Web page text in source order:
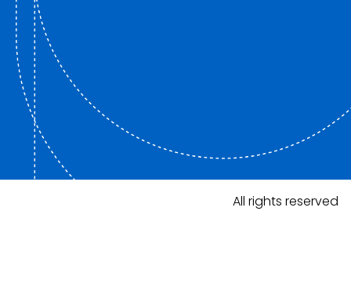
All rights reserved